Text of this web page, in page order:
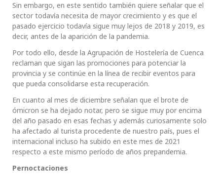
Sin embargo, en este sentido también quiere señalar que el
sector todavía necesita de mayor crecimiento y es que el
pasado ejercicio todavía sigue muy lejos de 2018 y 2019, es
decir, antes de la aparición de la pandemia.
Por todo ello, desde la Agrupación de Hostelería de Cuenca
reclaman que sigan las promociones para potenciar la
provincia y se continúe en la línea de recibir eventos para
que pueda consolidarse esta recuperación.
En cuanto al mes de diciembre señalan que el brote de
ómicron se ha dejado notar, pero se sigue muy por encima
del año pasado en esas fechas y además curiosamente solo
ha afectado al turista procedente de nuestro país, pues el
internacional incluso ha subido en este mes de 2021
respecto a este mismo período de años prepandemia.
Pernoctaciones